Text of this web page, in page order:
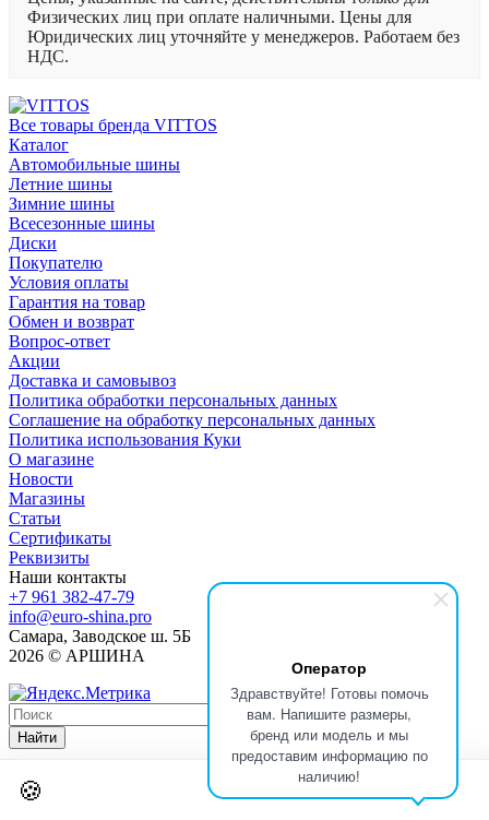
Оператор
Здравствуйте! Готовы помочь
вам. Напишите размеры,
бренд или модель и мы
предоставим информацию по
наличию!
Физических лиц при оплате наличными. Цены для
Юридических лиц уточняйте у менеджеров. Работаем без
НДС.
Все товары бренда VITTOS
Каталог
Автомобильные шины
Летние шины
Зимние шины
Всесезонные шины
Диски
Покупателю
Условия оплаты
Гарантия на товар
Обмен и возврат
Вопрос-ответ
Акции
Доставка и самовывоз
Политика обработки персональных данных
Соглашение на обработку персональных данных
Политика использования Куки
О магазине
Новости
Магазины
Статьи
Сертификаты
Реквизиты
Наши контакты
+7 961 382-47-79
info@euro-shina.pro
Самара, Заводское ш. 5Б
2026 © АРШИНА
Найти
🍪